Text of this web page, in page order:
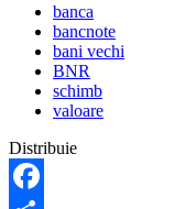
banca
bancnote
bani vechi
BNR
schimb
valoare
Distribuie